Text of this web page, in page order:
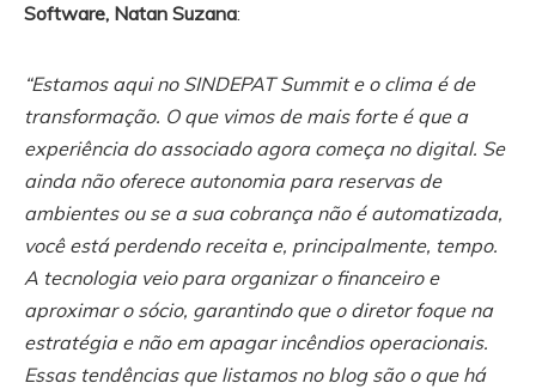
Software, Natan Suzana:
“Estamos aqui no SINDEPAT Summit e o clima é de
transformação. O que vimos de mais forte é que a
experiência do associado agora começa no digital. Se
ainda não oferece autonomia para reservas de
ambientes ou se a sua cobrança não é automatizada,
você está perdendo receita e, principalmente, tempo.
A tecnologia veio para organizar o financeiro e
aproximar o sócio, garantindo que o diretor foque na
estratégia e não em apagar incêndios operacionais.
Essas tendências que listamos no blog são o que há